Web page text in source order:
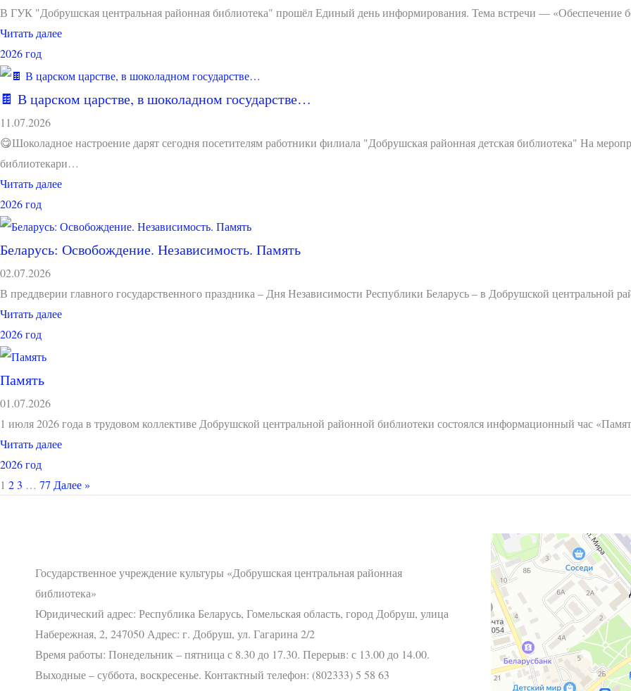
В ГУК "Добрушская центральная районная библиотека" прошёл Единый день информирования. Тема встречи — «Обеспечение
Читать далее
2026 год
🍫 В царском царстве, в шоколадном государстве…
11.07.2026
😋Шоколадное настроение дарят сегодня посетителям работники филиала "Добрушская районная детская библиотека" На
библиотекари…
Читать далее
2026 год
Беларусь: Освобождение. Независимость. Память
02.07.2026
В преддверии главного государственного праздника – Дня Независимости Республики Беларусь – в Добрушской центральной
Читать далее
2026 год
Память
01.07.2026
1 июля 2026 года в трудовом коллективе Добрушской центральной районной библиотеки состоялся информационный час
Читать далее
2026 год
1 23 … 77 Далее »
Государственное учреждение культуры «Добрушская центральная районная
библиотека»
Юридический адрес: Республика Беларусь, Гомельская область, город Добруш, улица
Набережная, 2, 247050 Адрес: г. Добруш, ул. Гагарина 2/2
Время работы: Понедельник – пятница с 8.30 до 17.30. Перерыв: с 13.00 до 14.00.
Выходные – суббота, воскресенье. Контактный телефон: (802333) 5 58 63